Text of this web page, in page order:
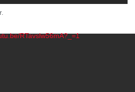
RTavslw56mA?_=1